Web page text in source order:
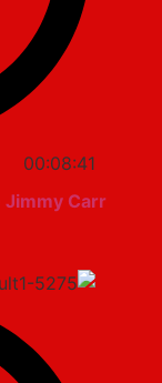
00:08:41
Jimmy Carr